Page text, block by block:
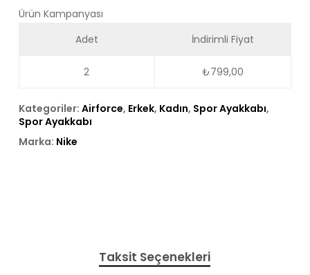
Ürün Kampanyası
Adet
İndirimli Fiyat
2 ₺799,00
Kategoriler: Airforce, Erkek, Kadın, Spor Ayakkabı,
Spor Ayakkabı
Marka: Nike
Taksit Seçenekleri